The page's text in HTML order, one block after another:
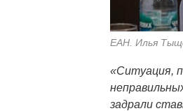
ЕАН. Илья
«Ситуация,
задрали